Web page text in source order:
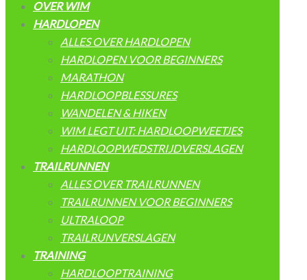
OVER WIM
HARDLOPEN
ALLES OVER HARDLOPEN
HARDLOPEN VOOR BEGINNERS
MARATHON
HARDLOOPBLESSURES
WANDELEN & HIKEN
WIM LEGT UIT: HARDLOOPWEETJES
HARDLOOPWEDSTRIJDVERSLAGEN
TRAILRUNNEN
ALLES OVER TRAILRUNNEN
TRAILRUNNEN VOOR BEGINNERS
ULTRALOOP
TRAILRUNVERSLAGEN
TRAINING
HARDLOOPTRAINING